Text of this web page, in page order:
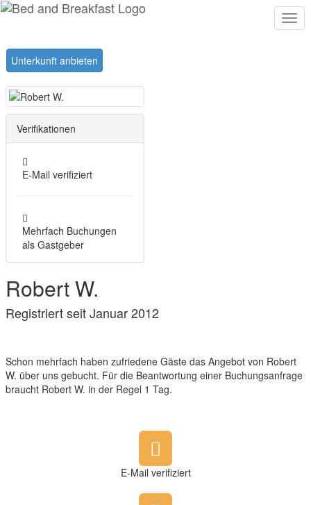
Unterkunft anbieten
Verifikationen
E-Mail verifiziert
Mehrfach Buchungen
als Gastgeber
Robert W.
Registriert seit Januar 2012
Schon mehrfach haben zufriedene Gäste das Angebot von Robert
W. über uns gebucht. Für die Beantwortung einer Buchungsanfrage
braucht Robert W. in der Regel 1 Tag.
E-Mail verifiziert